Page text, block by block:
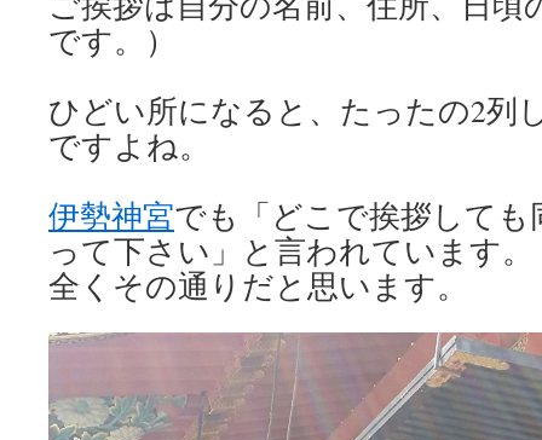
です。）
ひどい所になると、たったの2列
ですよね。
伊勢神宮でも「どこで挨拶して
って下さい」と言われています。
全くその通りだと思います。